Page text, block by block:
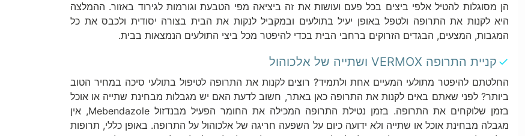
הן מסוגלות להטיל אלפי ביצים בכל פעם ועושות את זה ביציאה מפי הטבעת וגורמות לגירוד באזור. ההמלצה
היא לקנות את התרופה ולטפל באופן יעיל בתולעים ובמקביל לנקות את הבית בצורה יסודית ולכבס את כל
המגבות, המצעים, הבגדים הזרוקים ברחבי הבית בכדי להיפטר מכל ביצי התולעים הנמצאות בבית.
קניית התרופה VERMOX ושתייה של אלכוהול
החלטתם להיפטר מתולעי המעיים אחת ולתמיד? רוצים לקנות את התרופה לטיפול בתולעי סיכה במחיר הטוב
ביותר? לפני שאתם באים לקנות את התרופה כאן באתר, חשוב לדעת האם יש מגבלות מבחינת שתייה או אוכל
בזמן שלוקחים את התרופה. בזמן נטילת התרופה המכילה את החומר הפעיל מבנדזול Mebendazole, אין
מגבלה מבחינת אוכל או שתייה ולא ידועה כיום על השפעה חריגה של אלכוהול על התרופה. באופן כללי, תרופות